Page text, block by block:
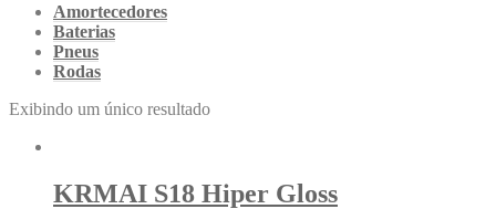
Amortecedores
Baterias
Pneus
Rodas
Exibindo um único resultado
KRMAI S18 Hiper Gloss